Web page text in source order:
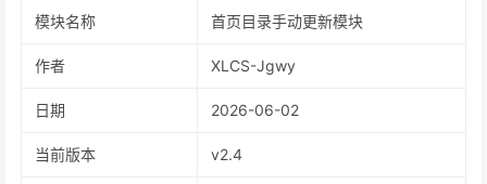
模块名称 首页目录手动更新模块
作者 XLCS-Jgwy
日期 2026-06-02
当前版本 v2.4